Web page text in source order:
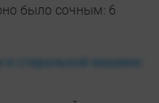
было сочным: 6